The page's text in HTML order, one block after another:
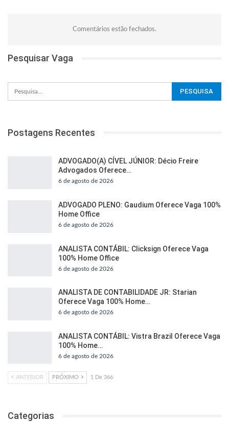
Comentários estão fechados.
Pesquisar Vaga
Postagens Recentes
ADVOGADO(A) CÍVEL JÚNIOR: Décio Freire
Advogados Oferece…
6 de agosto de 2026
ADVOGADO PLENO: Gaudium Oferece Vaga 100%
Home Office
6 de agosto de 2026
ANALISTA CONTÁBIL: Clicksign Oferece Vaga
100% Home Office
6 de agosto de 2026
ANALISTA DE CONTABILIDADE JR: Starian
Oferece Vaga 100% Home…
6 de agosto de 2026
ANALISTA CONTÁBIL: Vistra Brazil Oferece Vaga
100% Home…
6 de agosto de 2026
ANTERIOR PRÓXIMO 1 De 366
Categorias